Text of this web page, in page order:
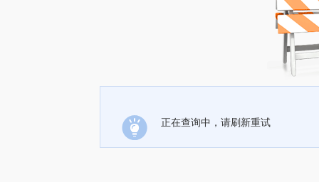
正在查询中，请刷新重试